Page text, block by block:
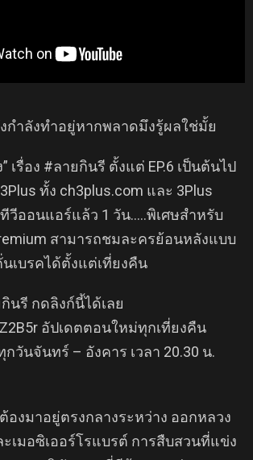
กำลังทำอยู่หากพลาดมึงรู้ผลใช่มั้ย
เรื่อง #ลายกินรี ตั้งแต่ EP.6 เป็นต้นไป
ทั้ง ch3plus.com และ 3Plus
วีออนแอร์แล้ว 1 วัน…..พิเศษสำหรับ
สามารถชมละครย้อนหลังแบบ
เบรคได้ตั้งแต่เที่ยงคืน
นรี กดลิงก์นี้ได้เลย
อัปเดตตอนใหม่ทุกเที่ยงคืน
วันจันทร์ – อังคาร เวลา 20.30 น.
งมาอยู่ตรงกลางระหว่าง ออกหลวง
เมอซิเออร์โรแบรต์ การสืบสวนที่แข่ง